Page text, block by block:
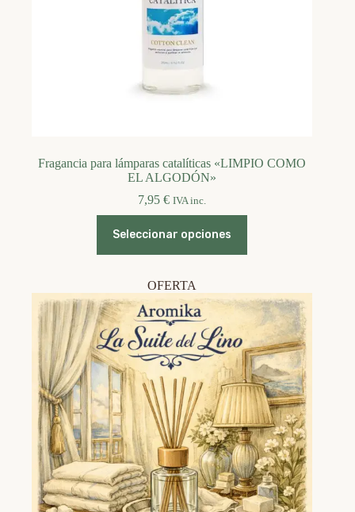
Fragancia para lámparas catalíticas «LIMPIO COMO
EL ALGODÓN»
7,95€ IVA inc.
Seleccionar opciones
producto
variantes.
Las
opciones
se
pueden
elegir
en
la
página
de
producto
OFERTA